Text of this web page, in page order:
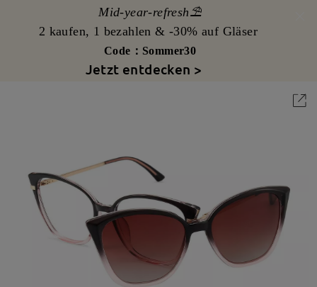
Mid-year-refresh⛱️
2 kaufen, 1 bezahlen & -30% auf Gläser
Code：Sommer30
Jetzt entdecken >